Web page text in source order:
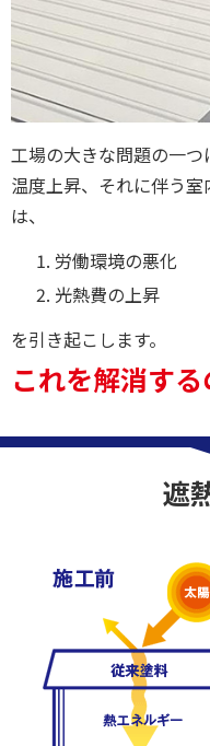
工場の大きな問題の一
温度上昇、それに伴う
は、
労働環境の悪化
光熱費の上昇
を引き起こします。
これを解消する
遮